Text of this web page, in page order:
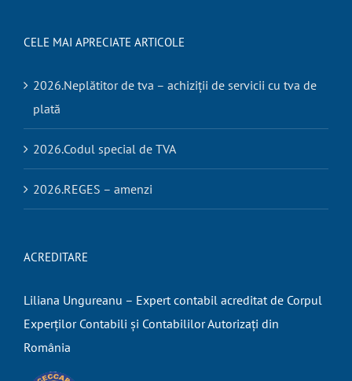
CELE MAI APRECIATE ARTICOLE
2026.Neplătitor de tva – achiziții de servicii cu tva de
plată
2026.Codul special de TVA
2026.REGES – amenzi
ACREDITARE
Liliana Ungureanu – Expert contabil acreditat de Corpul
Experților Contabili și Contabililor Autorizați din
România